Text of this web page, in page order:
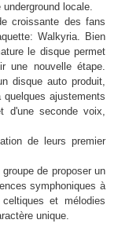
locale.
croissante des fans
Walkyria. Bien
le disque permet
une nouvelle étape.
disque auto produit,
ajustements
d'une seconde voix,
de leurs premier
de proposer un
symphoniques à
et mélodies
unique.